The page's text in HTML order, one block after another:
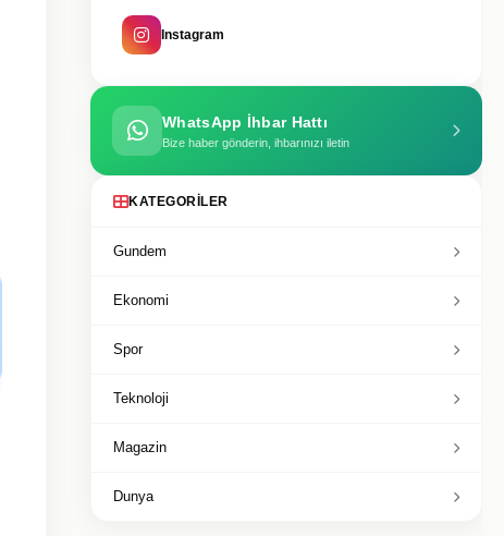
Instagram
WhatsApp İhbar Hattı
Bize haber gönderin, ihbarınızı iletin
KATEGORILER
Gundem
Ekonomi
Spor
Teknoloji
Magazin
Dunya